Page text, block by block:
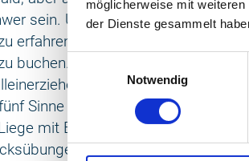
möglicherweise mit
der Dienste gesammelt
Notwendig
sein. Um Näheres über wirkliche
erfahren, empfiehlt es sich, über
buchen. Seine Teilnehmer sind
Mütter mit Kind. Auf
Sinne bewusst zu bemühen, zu
mit Blick in die Baumkronen
mit Waldfrüchten